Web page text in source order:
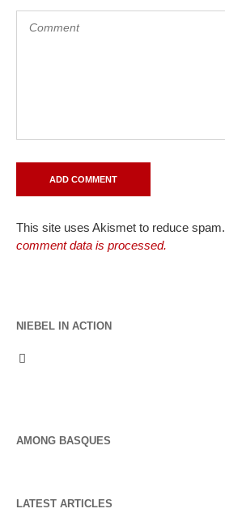
This site uses Akismet to reduce spam.
comment data is processed.
NIEBEL IN ACTION
AMONG BASQUES
LATEST ARTICLES